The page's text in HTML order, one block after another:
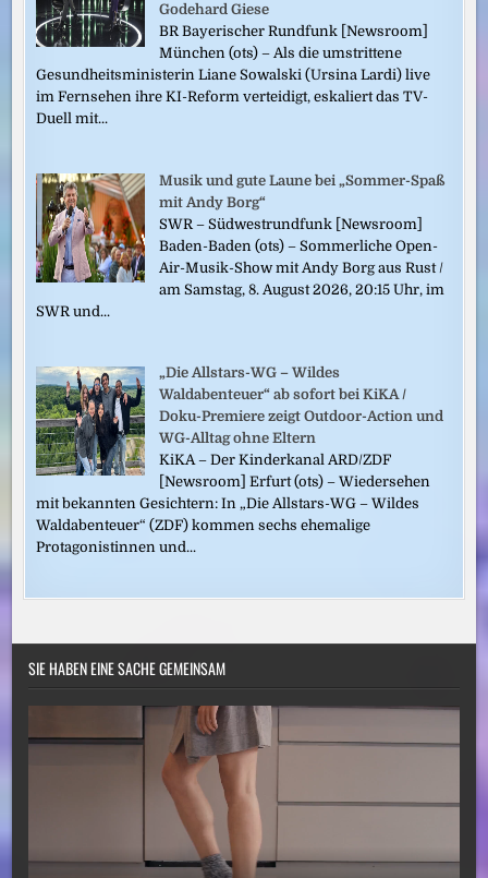
Godehard Giese
BR Bayerischer Rundfunk [Newsroom]
München (ots) – Als die umstrittene
Gesundheitsministerin Liane Sowalski (Ursina Lardi) live
im Fernsehen ihre KI-Reform verteidigt, eskaliert das TV-
Duell mit...
Musik und gute Laune bei „Sommer-Spaß
mit Andy Borg“
SWR – Südwestrundfunk [Newsroom]
Baden-Baden (ots) – Sommerliche Open-
Air-Musik-Show mit Andy Borg aus Rust /
am Samstag, 8. August 2026, 20:15 Uhr, im
SWR und...
„Die Allstars-WG – Wildes
Waldabenteuer“ ab sofort bei KiKA /
Doku-Premiere zeigt Outdoor-Action und
WG-Alltag ohne Eltern
KiKA – Der Kinderkanal ARD/ZDF
[Newsroom] Erfurt (ots) – Wiedersehen
mit bekannten Gesichtern: In „Die Allstars-WG – Wildes
Waldabenteuer“ (ZDF) kommen sechs ehemalige
Protagonistinnen und...
SIE HABEN EINE SACHE GEMEINSAM